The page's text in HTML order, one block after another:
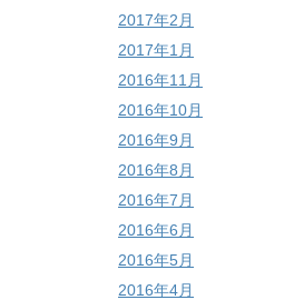
2017年2月
2017年1月
2016年11月
2016年10月
2016年9月
2016年8月
2016年7月
2016年6月
2016年5月
2016年4月